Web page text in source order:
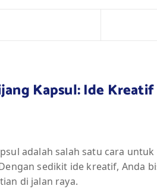
Kapsul: Ide
adalah salah satu cara
sedikit ide kreatif, Anda
di jalan raya.